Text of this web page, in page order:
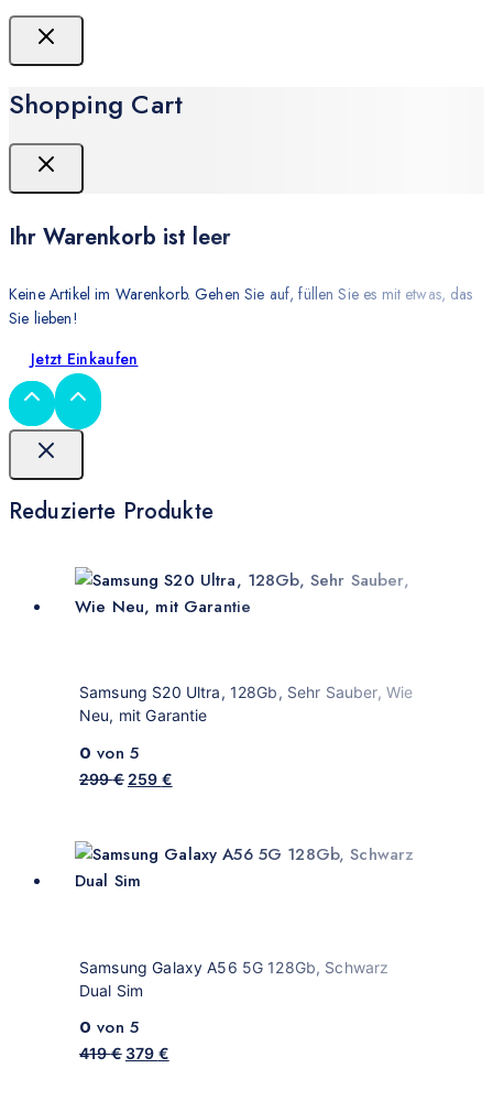
Shopping Cart
Ihr Warenkorb ist leer
Keine Artikel im Warenkorb. Gehen Sie auf, füllen Sie es mit etwas, das
Sie lieben!
Jetzt Einkaufen
Reduzierte Produkte
Samsung S20 Ultra, 128Gb, Sehr Sauber, Wie
Neu, mit Garantie
0 von 5
299€ 259 €
Samsung Galaxy A56 5G 128Gb, Schwarz
Dual Sim
0 von 5
419€ 379 €